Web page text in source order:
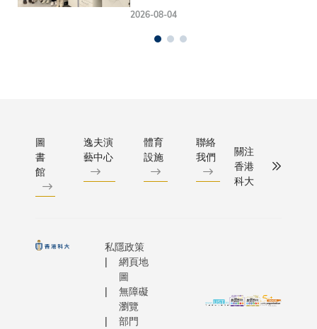
2026-08-04
圖
書
館
逸夫演
藝中心
體育
設施
聯絡
我們
關注
香港
科大
私隱政策
網頁地
圖
無障礙
瀏覽
部門